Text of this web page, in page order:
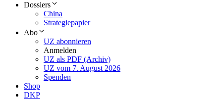
Dossiers
China
Strategiepapier
Abo
UZ abonnieren
Anmelden
UZ als PDF (Archiv)
UZ vom 7. August 2026
Spenden
Shop
DKP